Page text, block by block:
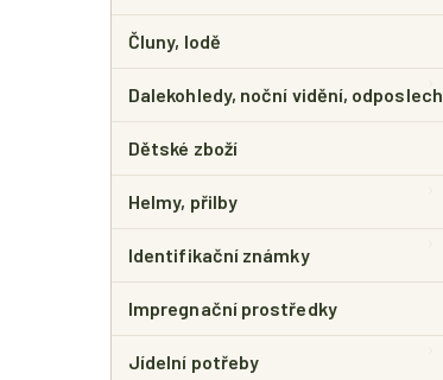
Čluny, lodě
Dalekohledy, noční vidění, odposlech
Dětské zboží
Helmy, přilby
Identifikační známky
Impregnační prostředky
Jídelní potřeby